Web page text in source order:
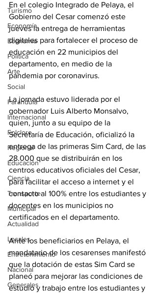
Turismo
Economía
Economía
Política
Arte
Social
Farandula
Internacional
Folclore
Regional
Educación
Ciencia
Transporte
Municipal
Actualidad
Locales
Entretenimiento
Nacional
Generales
En el colegio Integrado de Pelaya, el
Gobierno del Cesar comenzó este
jueves la entrega de herramientas
digitales para fortalecer el proceso de
educación en 22 municipios del
departamento, en medio de la
pandemia por coronavirus.
La jornada estuvo liderada por el
gobernador Luis Alberto Monsalvo,
quien, junto a su equipo de la
Secretaría de Educación, oficializó la
entrega de las primeras Sim Card, de las
28.000 que se distribuirán en los
centros educativos oficiales del Cesar,
para facilitar el acceso a internet y el
contacto al 100% entre los estudiantes y
docentes en los municipios no
certificados en el departamento.
Ante los beneficiarios en Pelaya, el
mandatario de los cesarenses manifestó
que la dotación de estas Sim Card se
planeó para mejorar las condiciones de
estudio y trabajo entre los estudiantes y